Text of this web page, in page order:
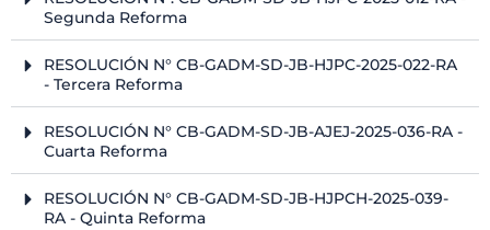
Segunda Reforma
RESOLUCIÓN N° CB-GADM-SD-JB-HJPC-2025-022-RA
- Tercera Reforma
RESOLUCIÓN N° CB-GADM-SD-JB-AJEJ-2025-036-RA -
Cuarta Reforma
RESOLUCIÓN N° CB-GADM-SD-JB-HJPCH-2025-039-
RA - Quinta Reforma